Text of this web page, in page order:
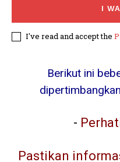
I
I've read and accept the
Berikut ini
-
Pastikan